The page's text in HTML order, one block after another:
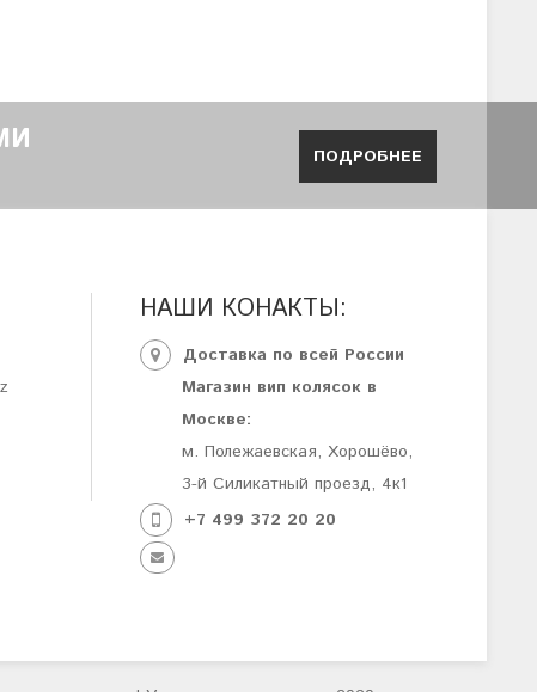
ПОДРОБНЕЕ
НАШИ КОНАКТЫ:
Доставка по всей России
Магазин вип колясок в
Москве:
м. Полежаевская, Хорошёво,
3-й Силикатный проезд, 4к1
+7 499 372 20 20